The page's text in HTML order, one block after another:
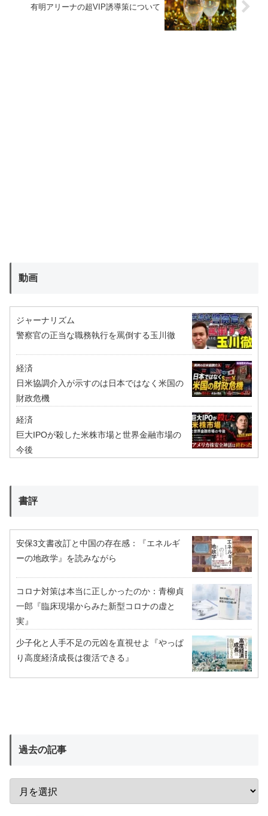
有明アリーナの超VIP誘導策について
動画
ジャーナリズム
警察官の正当な職務執行を罵倒する玉川徹
経済
日米協調介入が示すのは日本ではなく米国の
財政危機
経済
巨大IPOが殺した米株市場と世界金融市場の
今後
書評
安保3文書改訂と中国の存在感：『エネルギ
ーの地政学』を読みながら
コロナ対策は本当に正しかったのか：青柳貞
一郎『臨床現場からみた新型コロナの虚と
実』
少子化と人手不足の元凶を直視せよ『やっぱ
り高度経済成長は復活できる』
過去の記事